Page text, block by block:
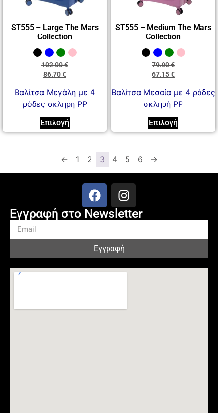
ST555 – Large The Mars
Collection
102.00€
86.70€
Βαλίτσα Μεγάλη με 4
ρόδες σκληρή PP
Επιλογή
ST555 – Medium The Mars
Collection
79.00€
67.15€
Βαλίτσα Μεσαία με 4 ρόδες
σκληρή PP
Επιλογή
← 1 2 3 4 5 6 →
Εγγραφή στο Newsletter
Εγγραφή